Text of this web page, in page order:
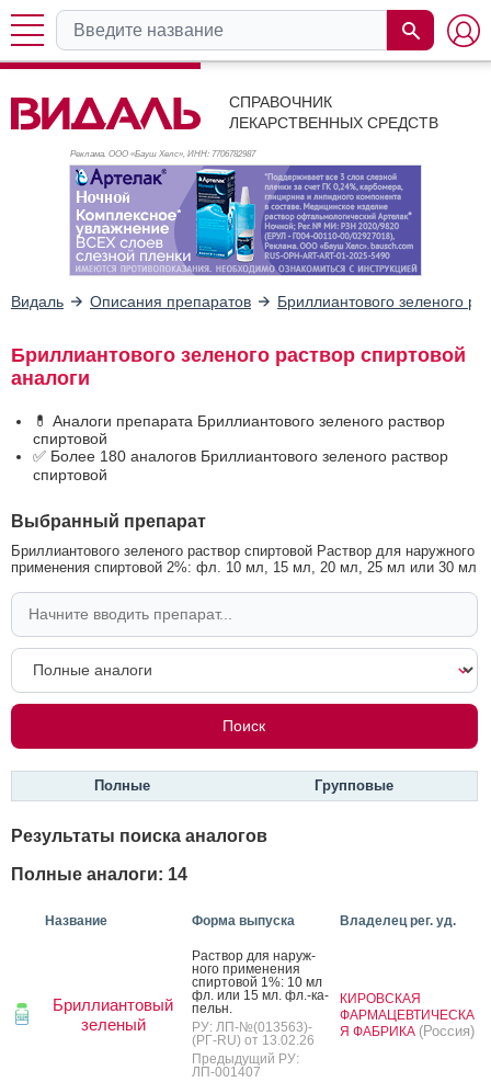
СПРАВОЧНИК
ЛЕКАРСТВЕННЫХ СРЕДСТВ
Реклама. ООО «Бауш Хелс», ИНН: 7706782987
Видаль Описания препаратов Бриллиантового зеленого
Бриллиантового зеленого раствор спиртовой
аналоги
💊 Аналоги препарата Бриллиантового зеленого раствор
спиртовой
✅ Более 180 аналогов Бриллиантового зеленого раствор
спиртовой
Выбранный препарат
Бриллиантового зеленого раствор спиртовой Раствор для наружного
применения спиртовой 2%: фл. 10 мл, 15 мл, 20 мл, 25 мл или 30 мл
Полные Групповые
Результаты поиска аналогов
Полные аналоги: 14
Название Форма выпуска Владелец рег. уд.
Бриллиантовый
зеленый
Рас­твор для на­руж­
но­го при­мене­ния
спир­то­вой 1%: 10 мл
фл. или 15 мл. фл.-ка­
пельн.
РУ: ЛП-№(013563)-
(РГ-RU) от 13.02.26
Предыдущий РУ:
ЛП-001407
КИРОВСКАЯ
ФАРМАЦЕВТИЧЕСКА
Я ФАБРИКА (Россия)